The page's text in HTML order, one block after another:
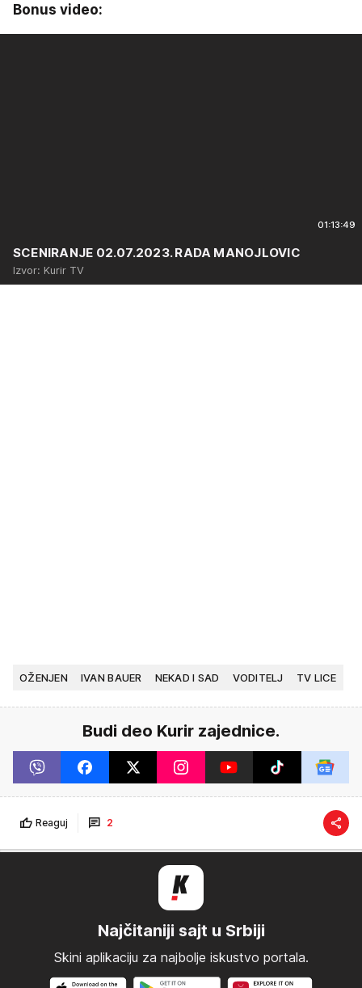
Bonus video:
01:13:49
SCENIRANJE 02.07.2023. RADA MANOJLOVIC
Izvor: Kurir TV
OŽENJEN IVAN BAUER NEKAD I SAD VODITELJ TV LICE
Budi deo Kurir zajednice.
Reaguj 2
Najčitaniji sajt u Srbiji
Skini aplikaciju za najbolje iskustvo portala.